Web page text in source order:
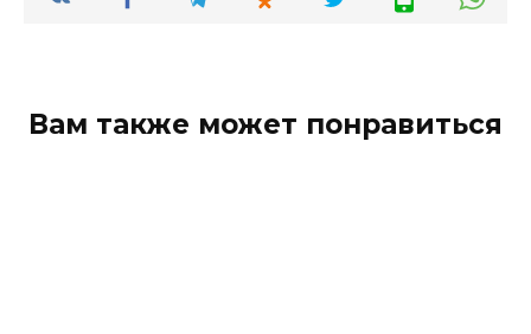
Вам также может понравиться